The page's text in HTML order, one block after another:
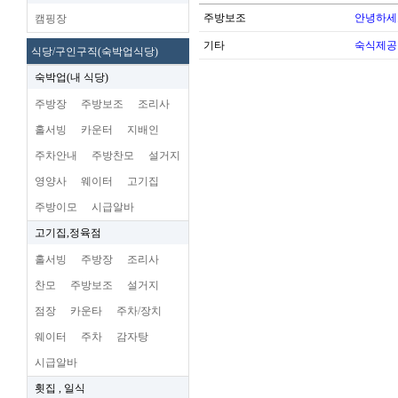
캠핑장
식당/구인구직(숙박업식당)
숙박업(내 식당)
주방장 주방보조 조리사
홀서빙 카운터 지배인
주차안내 주방찬모 설거지
영양사 웨이터 고기집
주방이모 시급알바
고기집,정육점
홀서빙 주방장 조리사
찬모 주방보조 설거지
점장 카운타 주차/장치
웨이터 주차 감자탕
시급알바
횟집 , 일식
주방보조 안녕하
기타 숙식제